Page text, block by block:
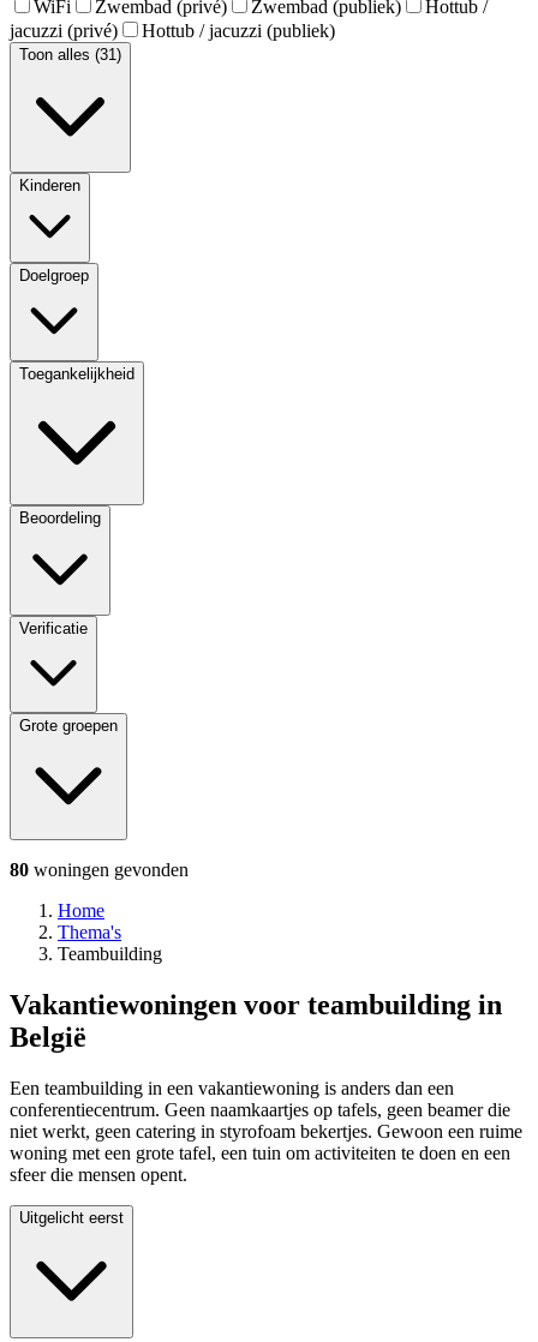
WiFi Zwembad (privé) Zwembad (publiek)
Hottub /
jacuzzi (privé)
Hottub / jacuzzi (publiek)
Toon alles (31)
Kinderen
Doelgroep
Toegankelijkheid
Beoordeling
Verificatie
Grote groepen
80 woningen gevonden
Home
Thema's
Teambuilding
Vakantiewoningen voor teambuilding in
België
Een teambuilding in een vakantiewoning is anders dan een
conferentiecentrum. Geen naamkaartjes op tafels, geen beamer die
niet werkt, geen catering in styrofoam bekertjes. Gewoon een ruime
woning met een grote tafel, een tuin om activiteiten te doen en een
sfeer die mensen opent.
Uitgelicht eerst